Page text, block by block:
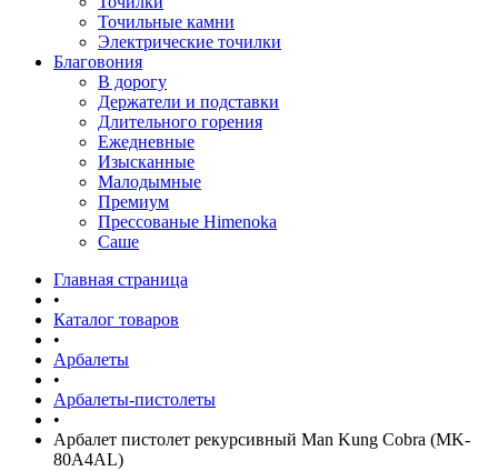
Точильные камни
Электрические точилки
Благовония
В дорогу
Держатели и подставки
Длительного горения
Ежедневные
Изысканные
Малодымные
Премиум
Прессованые Himenoka
Саше
Главная страница
•
Каталог товаров
•
Арбалеты
•
Арбалеты-пистолеты
•
Арбалет пистолет рекурсивный Man Kung Cobra (MK-
80A4AL)